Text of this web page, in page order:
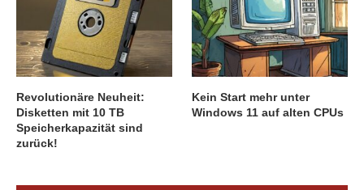
Revolutionäre Neuheit:
Disketten mit 10 TB
Speicherkapazität sind
zurück!
Kein Start mehr unter
Windows 11 auf alten CPUs